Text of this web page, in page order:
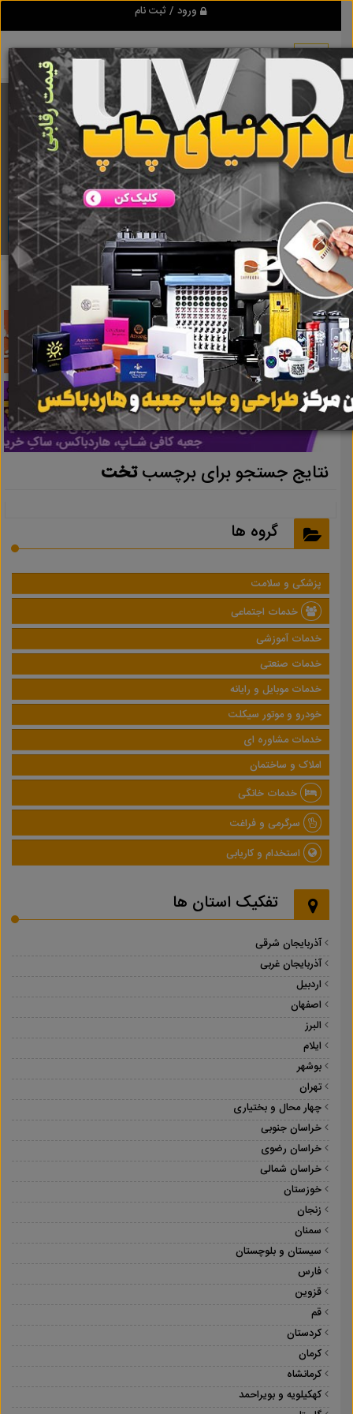
ورود / ثبت نام
برنامه اندروید تبلیغ شو
مرجع نیازمندیها و تبلیغات اینترنتی
دانلود
تبلیغ شو تخت نتایج جستجو برای برچسبتخت
نتایج جستجو برای برچسبتخت
گروه ها
پزشکی و سلامت
خدمات اجتماعی
خدمات آموزشی
خدمات صنعتی
خدمات موبایل و رایانه
خودرو و موتور سیکلت
خدمات مشاوره ای
املاک و ساختمان
خدمات خانگی
سرگرمی و فراغت
استخدام و کاریابی
تفکیک استان ها
آذربایجان شرقی
آذربایجان غربی
اردبیل
اصفهان
البرز
ایلام
بوشهر
تهران
چهار محال و بختیاری
خراسان جنوبی
خراسان رضوی
خراسان شمالی
خوزستان
زنجان
سمنان
سیستان و بلوچستان
فارس
قزوین
قم
کردستان
کرمان
کرمانشاه
کهکیلویه و بویراحمد